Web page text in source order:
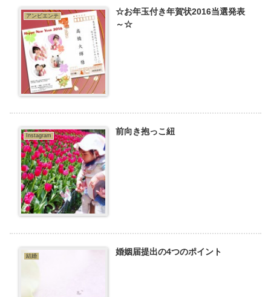
アンビエンテ
☆お年玉付き年賀状2016当選発表
～☆
Instagram 前向き抱っこ紐
結婚 婚姻届提出の4つのポイント